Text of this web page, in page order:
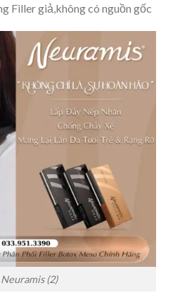
Filler giả,không có nguồn gốc
(2)